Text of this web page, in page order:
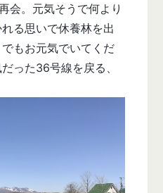
会。元気そうで何より
る思いで休養林を出
もお元気でいてくだ
った36号線を戻る、